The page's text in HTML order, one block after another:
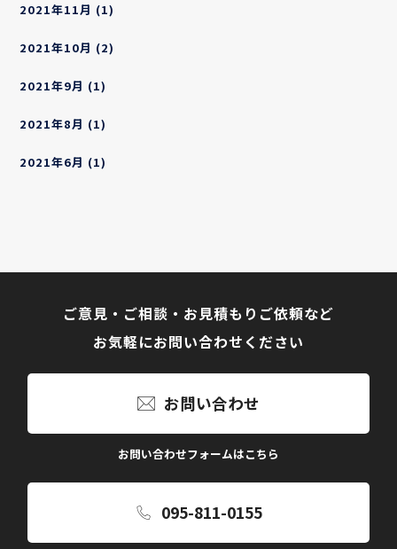
2021年11月 (1)
2021年10月 (2)
2021年9月 (1)
2021年8月 (1)
2021年6月 (1)
ご意見・ご相談・お見積もりご依頼など
お気軽にお問い合わせください
お問い合わせ
お問い合わせフォームはこちら
095-811-0155